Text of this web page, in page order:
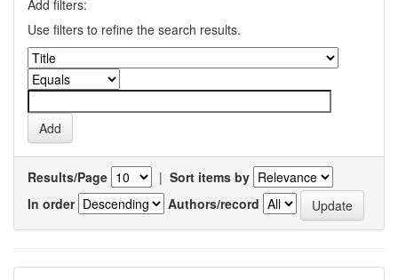
Add filters:
Use filters to refine the search results.
Results/Page | Sort items by
In order
Authors/record